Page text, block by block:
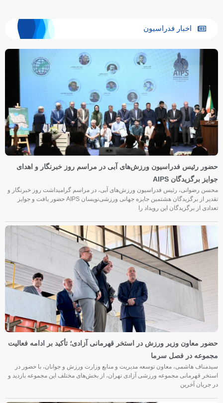
اخبار فدراسیون
حضور رئیس فدراسیون ورزش‌های آبی در مراسم روز خبرنگار و اهدای
جوایز برگزیدگان AIPS
محسن رضوانی، رئیس فدراسیون ورزش‌های آبی، در مراسم گرامیداشت روز خبرنگار و
تقدیر از برگزیدگان هشتمین جایزه جهانی ورزشی‌نویسان AIPS حضور یافت و جوایز
تعدادی از برگزیدگان این رویداد را
حضور معاون وزیر ورزش در استخر قهرمانی آزادی؛ تأکید بر ادامه فعالیت
مجموعه در فصل سرما
سیدمناف هاشمی، معاون توسعه مدیریت و منابع وزارت ورزش و جوانان، با حضور در
استخر قهرمانی مجموعه ورزشی آزادی تهران، از بخش‌های مختلف این مجموعه بازدید و
در جریان آخرین